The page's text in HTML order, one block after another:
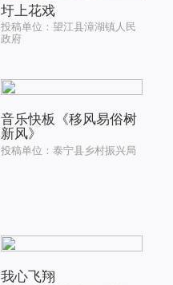
圩上花戏
投稿单位：望江县漳湖镇人民
政府
音乐快板《移风易俗树
新风》
投稿单位：泰宁县乡村振兴局
我心飞翔